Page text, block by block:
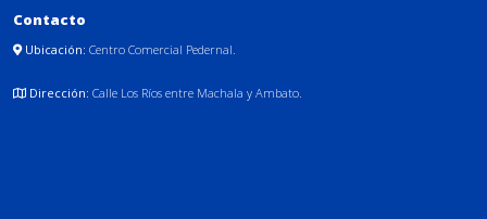
Contacto
Ubicación: Centro Comercial Pedernal.
Dirección: Calle Los Ríos entre Machala y Ambato.